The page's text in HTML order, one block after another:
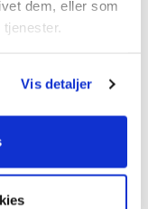
dem, eller som
Vis detaljer